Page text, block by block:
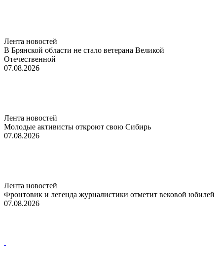
Лента новостей
В Брянской области не стало ветерана Великой
Отечественной
07.08.2026
Лента новостей
Молодые активисты откроют свою Сибирь
07.08.2026
Лента новостей
Фронтовик и легенда журналистики отметит вековой юбилей
07.08.2026